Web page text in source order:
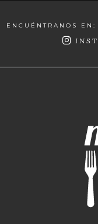
ENCUÉNTRANOS EN: